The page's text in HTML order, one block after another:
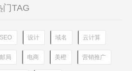
门TAG
SEO 设计 域名 云计算
邮局 电商 美橙 营销推广